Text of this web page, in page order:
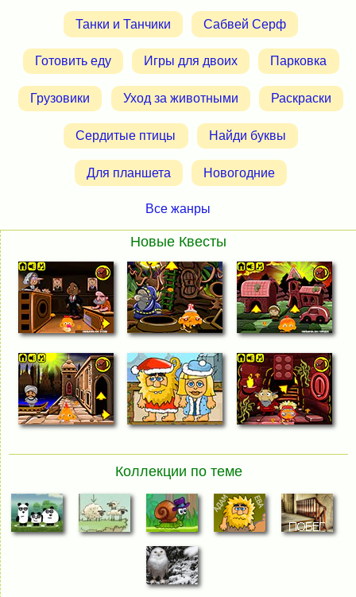
Танки и Танчики Сабвей Серф
Готовить еду Игры для двоих Парковка
Грузовики Уход за животными Раскраски
Сердитые птицы Найди буквы
Для планшета Новогодние
Все жанры
Новые Квесты
Коллекции по теме